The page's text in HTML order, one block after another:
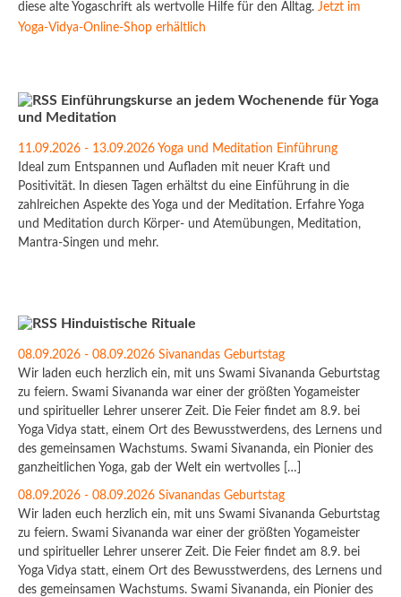
diese alte Yogaschrift als wertvolle Hilfe für den Alltag. Jetzt im
Yoga-Vidya-Online-Shop erhältlich
Einführungskurse an jedem Wochenende für Yoga
und Meditation
11.09.2026 - 13.09.2026 Yoga und Meditation Einführung
Ideal zum Entspannen und Aufladen mit neuer Kraft und
Positivität. In diesen Tagen erhältst du eine Einführung in die
zahlreichen Aspekte des Yoga und der Meditation. Erfahre Yoga
und Meditation durch Körper- und Atemübungen, Meditation,
Mantra-Singen und mehr.
Hinduistische Rituale
08.09.2026 - 08.09.2026 Sivanandas Geburtstag
Wir laden euch herzlich ein, mit uns Swami Sivananda Geburtstag
zu feiern. Swami Sivananda war einer der größten Yogameister
und spiritueller Lehrer unserer Zeit. Die Feier findet am 8.9. bei
Yoga Vidya statt, einem Ort des Bewusstwerdens, des Lernens und
des gemeinsamen Wachstums. Swami Sivananda, ein Pionier des
ganzheitlichen Yoga, gab der Welt ein wertvolles […]
08.09.2026 - 08.09.2026 Sivanandas Geburtstag
Wir laden euch herzlich ein, mit uns Swami Sivananda Geburtstag
zu feiern. Swami Sivananda war einer der größten Yogameister
und spiritueller Lehrer unserer Zeit. Die Feier findet am 8.9. bei
Yoga Vidya statt, einem Ort des Bewusstwerdens, des Lernens und
des gemeinsamen Wachstums. Swami Sivananda, ein Pionier des